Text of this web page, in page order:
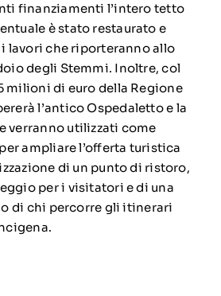
finanziamenti l’intero tetto
è stato restaurato e
lavori che riporteranno allo
degli Stemmi. Inoltre, col
milioni di euro della Regione
l’antico Ospedaletto e la
verranno utilizzati come
ampliare l’offerta turistica
di un punto di ristoro,
per i visitatori e di una
di chi percorre gli itinerari